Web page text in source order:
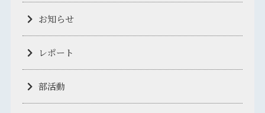
お知らせ
レポート
部活動